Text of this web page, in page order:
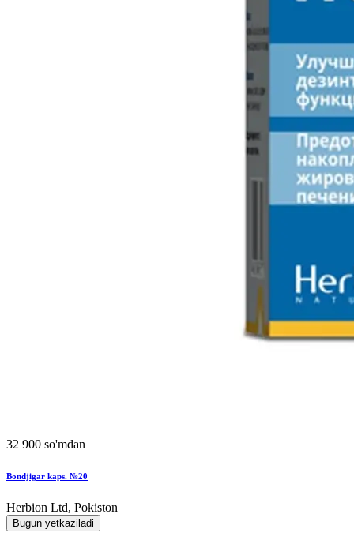
32 900 so'mdan
Bondjigar kaps. №20
Herbion Ltd, Pokiston
Bugun yetkaziladi